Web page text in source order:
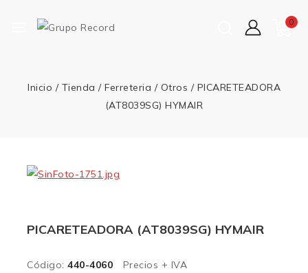
0
Inicio / Tienda / Ferreteria / Otros / PICARETEADORA
(AT8039SG) HYMAIR
PICARETEADORA (AT8039SG) HYMAIR
Código: 440-4060 Precios + IVA